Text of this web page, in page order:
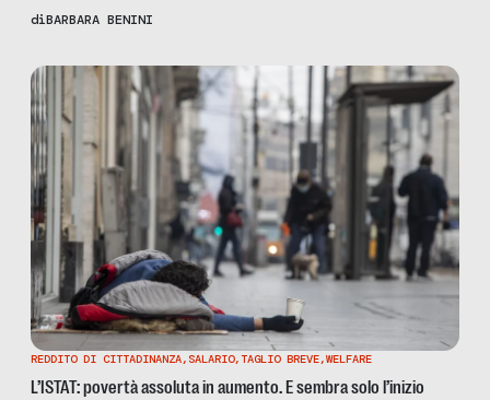
intervistata da SenzaFiltro, definisce il concetto di povertà in
diBARBARA BENINI
REDDITO DI CITTADINANZA, SALARIO,TAGLIO BREVE,WELFARE
L’ISTAT: povertà assoluta in aumento. E sembra solo l’inizio